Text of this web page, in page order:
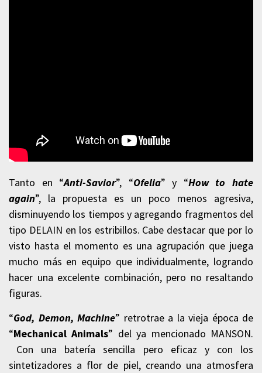
Tanto en “Anti-Savior”, “Ofelia” y “How to hate
again”, la propuesta es un poco menos agresiva,
disminuyendo los tiempos y agregando fragmentos del
tipo DELAIN en los estribillos. Cabe destacar que por lo
visto hasta el momento es una agrupación que juega
mucho más en equipo que individualmente, logrando
hacer una excelente combinación, pero no resaltando
figuras.
“God, Demon, Machine” retrotrae a la vieja época de
“Mechanical Animals” del ya mencionado MANSON.
Con una batería sencilla pero eficaz y con los
sintetizadores a flor de piel, creando una atmosfera